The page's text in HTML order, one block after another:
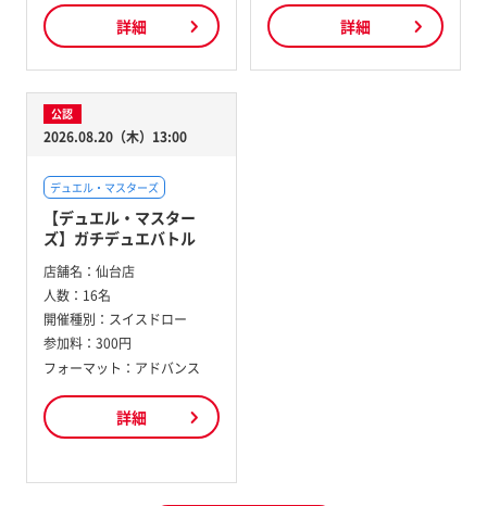
詳細 詳細
公認
2026.08.20（木）13:00
デュエル・マスターズ
【デュエル・マスター
ズ】ガチデュエバトル
店舗名： 仙台店
人数： 16名
開催種別： スイスドロー
参加料： 300円
フォーマット：アドバンス
詳細